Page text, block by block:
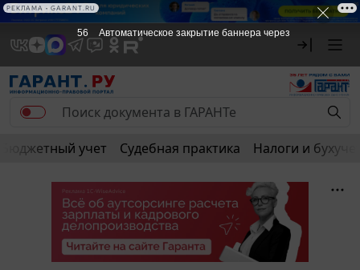
Бюджетный учет Судебная практика Налоги и
56 Автоматическое закрытие баннера через
РЕКЛАМА • GARANT.RU